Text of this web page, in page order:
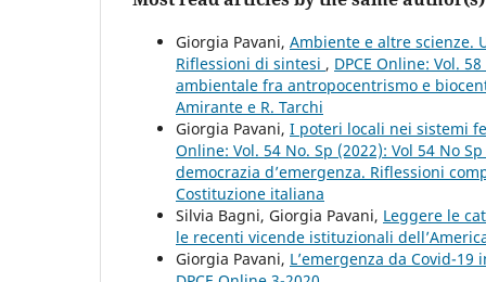
Giorgia Pavani, Ambiente e altre scienze.
Riflessioni di sintesi , DPCE Online: Vol.
ambientale fra antropocentrismo e
Amirante e R. Tarchi
Giorgia Pavani, I poteri locali nei sistemi
Online: Vol. 54 No. Sp (2022): Vol 54 No
democrazia d’emergenza. Riflessioni
Costituzione italiana
Silvia Bagni, Giorgia Pavani, Leggere le
le recenti vicende istituzionali
Giorgia Pavani, L’emergenza da Covid-